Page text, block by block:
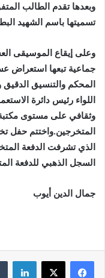
وبعدها تقدم الطالب
تسميتها باسم الشهيد
وعلى إيقاع الموسيقى
جماعية تبعها استعراض
المحكم والتنسيق الدقيق
اللواء رئيس دائرة
وثقافي على مستوى
المتخرجين.واختتم حفل
الذي تشرفت الدفعة
السجل الذهبي للدفعة
جمال الدين أيوب